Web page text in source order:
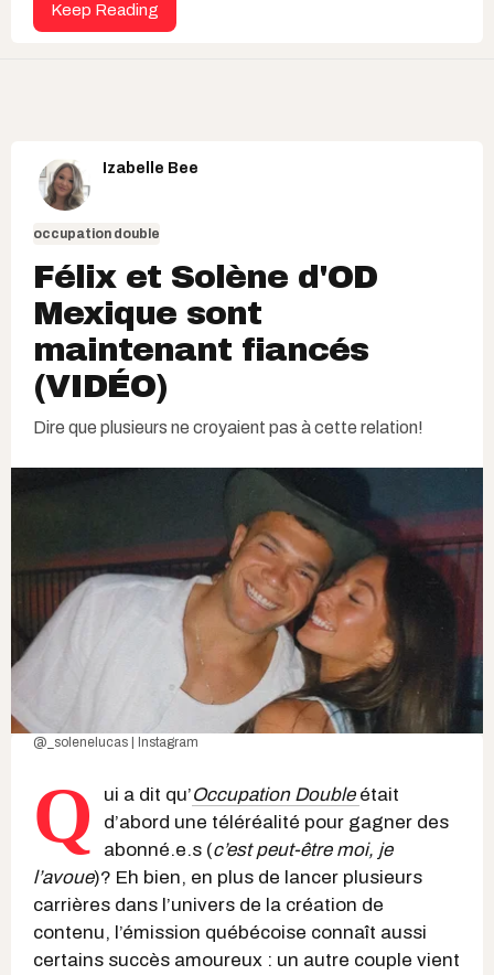
Keep Reading
Izabelle Bee
occupation double
Félix et Solène d'OD
Mexique sont
maintenant fiancés
(VIDÉO)
Dire que plusieurs ne croyaient pas à cette relation!
@_solenelucas | Instagram
Q ui a dit qu’Occupation Double était
d’abord une téléréalité pour gagner des
abonné.e.s (c’est peut-être moi, je
l’avoue)? Eh bien, en plus de lancer plusieurs
carrières dans l’univers de la création de
contenu, l’émission québécoise connaît aussi
certains succès amoureux : un autre couple vient